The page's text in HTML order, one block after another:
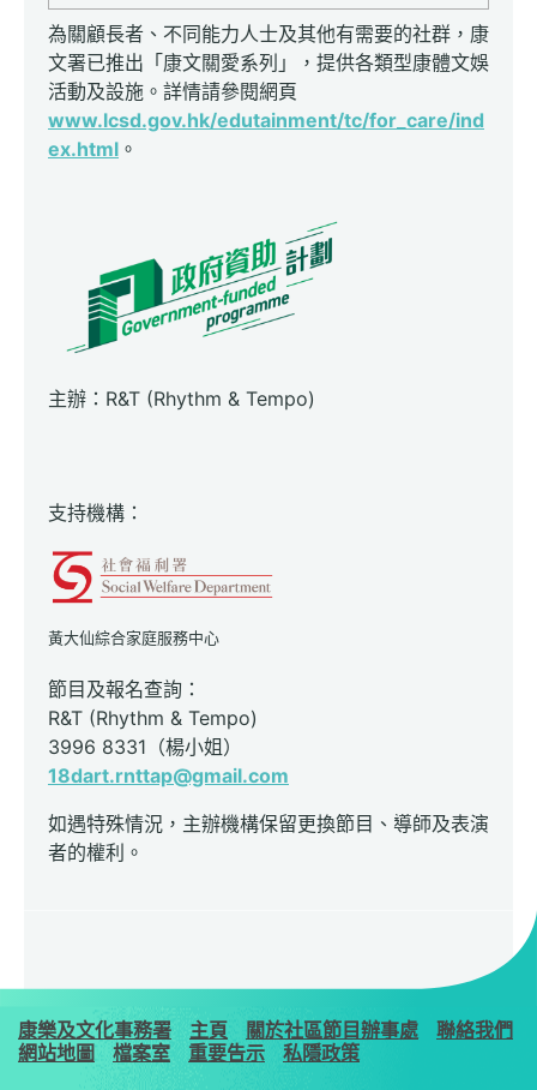
為關顧長者、不同能力人士及其他有需要的社群，康
文署已推出「康文關愛系列」，提供各類型康體文娛
活動及設施。詳情請參閱網頁
www.lcsd.gov.hk/edutainment/tc/for_care/ind
ex.html 。
主辦：R&T (Rhythm & Tempo)
支持機構：
黃大仙綜合家庭服務中心
節目及報名查詢：
R&T (Rhythm & Tempo)
3996 8331（楊小姐）
18dart.rnttap@gmail.com
如遇特殊情況，主辦機構保留更換節目、導師及表演
者的權利。
康樂及文化事務署 主頁 關於社區節目辦事處
聯絡我們
網站地圖
檔案室 重要告示 私隱政策